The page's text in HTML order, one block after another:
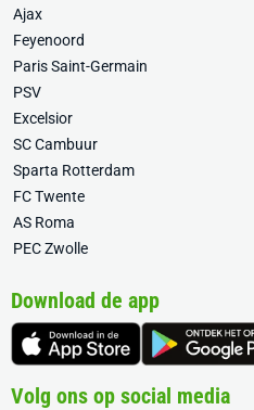
Ajax
Feyenoord
Paris Saint-Germain
PSV
Excelsior
SC Cambuur
Sparta Rotterdam
FC Twente
AS Roma
PEC Zwolle
Download de app
Volg ons op social media